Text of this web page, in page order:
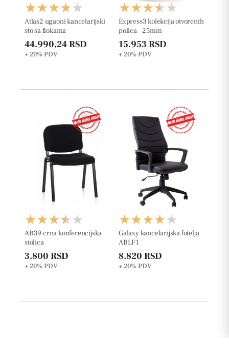
Atlas2 ugaoni kancelarijski
sto sa fiokama
44.990,24 RSD
+ 20%PDV
Express3 kolekcija otvorenih
polica - 25mm
15.953 RSD
+ 20%PDV
AB39 crna konferencijska
stolica
3.800 RSD
+ 20%PDV
Galaxy kancelarijska fotelja
ABLF1
8.820 RSD
+ 20%PDV